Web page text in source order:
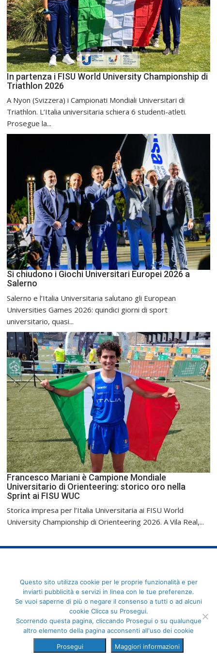
In partenza i FISU World University Championship di
Triathlon 2026
A Nyon (Svizzera) i Campionati Mondiali Universitari di
Triathlon. L’Italia universitaria schiera 6 studenti-atleti.
Prosegue la...
Si chiudono i Giochi Universitari Europei 2026 a
Salerno
Salerno e l’Italia Universitaria salutano gli European
Universities Games 2026: quindici giorni di sport
universitario, quasi...
Francesco Mariani è Campione Mondiale
Universitario di Orienteering: storico oro nella
Sprint ai FISU WUC
Storica impresa per l’Italia Universitaria ai FISU World
University Championship di Orienteering 2026. A Vila Real,...
FederCUSI: Federazione Italiana dello Sport Universitario - Via
Angelo Brofferio, 7 - 00195 Roma - C.F. 80109270589
Questo sito utilizza cookie per le proprie funzionalità e per
inviarti pubblicità e servizi in linea con le tue preferenze.
Se vuoi saperne di più o negare il consenso a tutti o ad alcuni
cookie Clicca su Prosegui.
Scorrendo questa pagina, cliccando Prosegui o su qualunque
altro elemento della pagina acconsenti all'uso dei cookie
Prosegui Maggiori informazioni